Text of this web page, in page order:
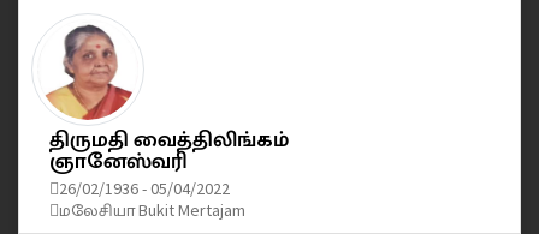
திருமதி வைத்திலிங்கம்
ஞானேஸ்வரி
26/02/1936 - 05/04/2022
மலேசியா Bukit Mertajam